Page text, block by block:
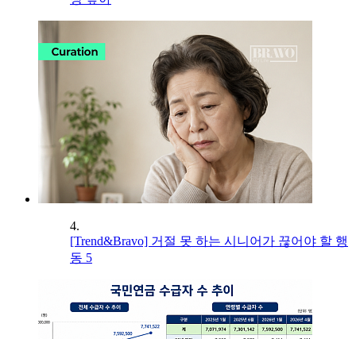
4.
[Trend&Bravo] 거절 못 하는 시니어가 끊어야 할 행
동 5